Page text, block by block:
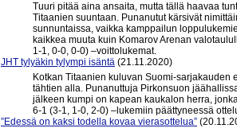
Tuuri pitää aina ansaita, mutta tällä haavaa
Titaanien suuntaan. Punanutut kärsivät
sunnuntaissa, vaikka kamppailun
kaikkea muuta kuin Komarov Arenan
1-1, 0-0, 0-0) –voittolukemat.
JHT tylyäkin tylympi isäntä (21.11.2020)
Kotkan Titaanien kuluvan Suomi-
tähtien alla. Punanuttuja Pirkonsuon
jälkeen kumpi on kapean kaukalon herra,
6-1 (3-1, 1-0, 2-0) –lukemiin päättyneessä
”Edessä on kaksi todella kovaa vierasottelua”